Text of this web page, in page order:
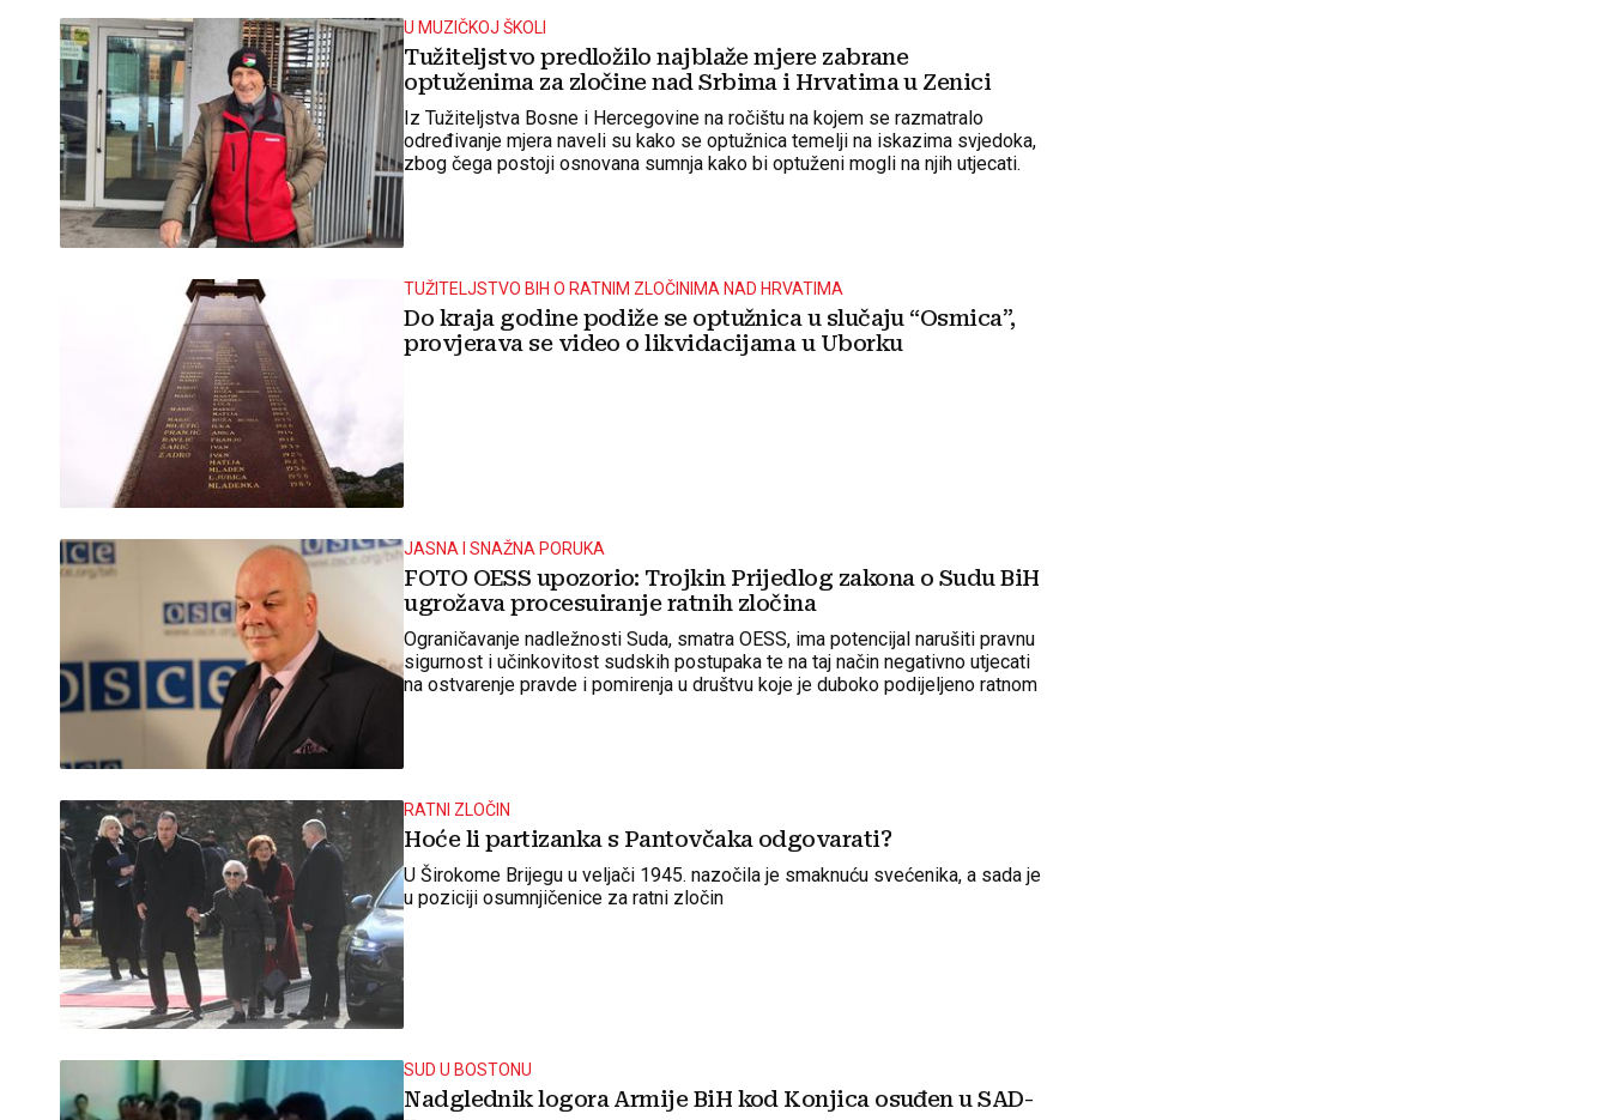
U MUZIČKOJ ŠKOLI
Tužiteljstvo predložilo najblaže mjere zabrane
optuženima za zločine nad Srbima i Hrvatima u Zenici
Iz Tužiteljstva Bosne i Hercegovine na ročištu na kojem se razmatralo
određivanje mjera naveli su kako se optužnica temelji na iskazima svjedoka,
zbog čega postoji osnovana sumnja kako bi optuženi mogli na njih utjecati.
TUŽITELJSTVO BIH O RATNIM ZLOČINIMA NAD HRVATIMA
Do kraja godine podiže se optužnica u slučaju “Osmica”,
provjerava se video o likvidacijama u Uborku
JASNA I SNAŽNA PORUKA
FOTO OESS upozorio: Trojkin Prijedlog zakona o Sudu BiH
ugrožava procesuiranje ratnih zločina
Ograničavanje nadležnosti Suda, smatra OESS, ima potencijal narušiti pravnu
sigurnost i učinkovitost sudskih postupaka te na taj način negativno utjecati
na ostvarenje pravde i pomirenja u društvu koje je duboko podijeljeno ratnom
RATNI ZLOČIN
Hoće li partizanka s Pantovčaka odgovarati?
U Širokome Brijegu u veljači 1945. nazočila je smaknuću svećenika, a sada je
u poziciji osumnjičenice za ratni zločin
SUD U BOSTONU
Nadglednik logora Armije BiH kod Konjica osuđen u SAD-